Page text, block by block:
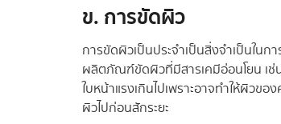
ข. การขัดผิว
การขัดผิวเป็นประจำเป็นสิ่งจำเป็นใน
ผลิตภัณฑ์ขัดผิวที่มีสารเคมีอ่อนโยน เ
ใบหน้าแรงเกินไปเพราะอาจทำให้ผิวข
ผิวไปก่อนสักระยะ